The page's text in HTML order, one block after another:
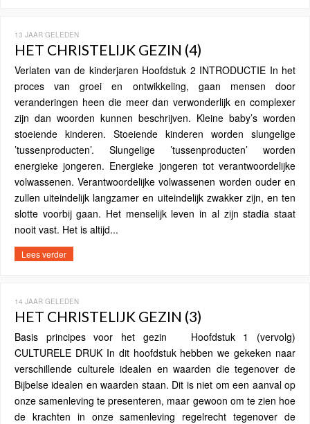
13 JAAR GELEDEN
HET CHRISTELIJK GEZIN (4)
Verlaten van de kinderjaren Hoofdstuk 2 INTRODUCTIE In het
proces van groei en ontwikkeling, gaan mensen door
veranderingen heen die meer dan verwonderlijk en complexer
zijn dan woorden kunnen beschrijven. Kleine baby’s worden
stoeiende kinderen. Stoeiende kinderen worden slungelige
’tussenproducten’. Slungelige ’tussenproducten’ worden
energieke jongeren. Energieke jongeren tot verantwoordelijke
volwassenen. Verantwoordelijke volwassenen worden ouder en
zullen uiteindelijk langzamer en uiteindelijk zwakker zijn, en ten
slotte voorbij gaan. Het menselijk leven in al zijn stadia staat
nooit vast. Het is altijd...
Lees verder
14 JAAR GELEDEN
HET CHRISTELIJK GEZIN (3)
Basis principes voor het gezin Hoofdstuk 1 (vervolg)
CULTURELE DRUK In dit hoofdstuk hebben we gekeken naar
verschillende culturele idealen en waarden die tegenover de
Bijbelse idealen en waarden staan. Dit is niet om een aanval op
onze samenleving te presenteren, maar gewoon om te zien hoe
de krachten in onze samenleving regelrecht tegenover de